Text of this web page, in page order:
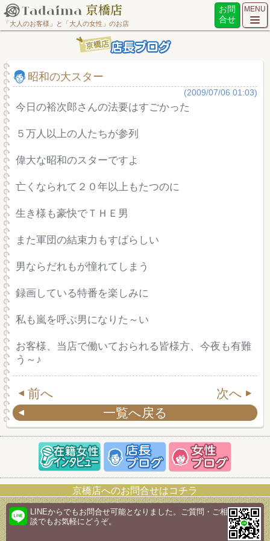
「大人のお客様」と「大人の女性」のお店
お問
合せ
MENU
昭和の大スター
(2009/07/06 01:03)
今日の裕次郎さんの法要はすごかった
５万人以上の人たちが参列
偉大な昭和のスターですよ
亡くなられて２０年以上もたつのに
生き様も豪快でＴＨＥ男
また軍団の結束力もすばらしい
男ならだれもが憧れてしまう
録画している特番を楽しみに
私も嵐を呼ぶ男になりた～い
お客様、当店で働いておられる皆様方、今夜も有難
う～♪
前へ
次へ
一覧へ戻る
京橋店へのお問合せはコチラ
LINEからでもお問合せ可能となりました。ご質問・ご相
談でもお気軽にどうぞ。